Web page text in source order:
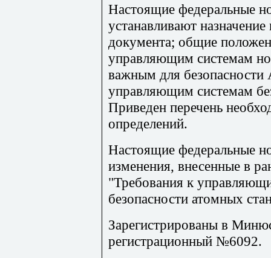
Настоящие федеральные
устанавливают
документа; общие
управляющим системам
важным для безопасности
управляющим системам
Приведен перечень
определений.
Настоящие федеральные
изменения, внесенные в
"Требования к
безопасности атомных
Зарегистрированы в
регистрационный №6092.